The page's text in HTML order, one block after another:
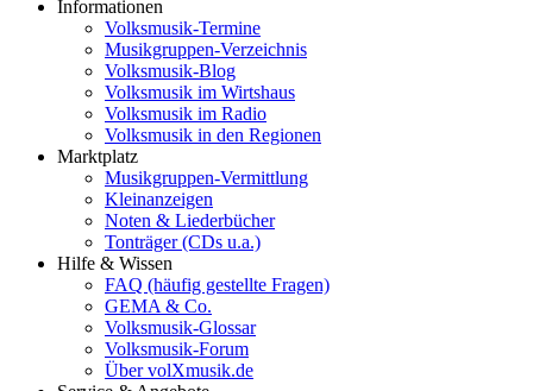
Informationen
Volksmusik-Termine
Musikgruppen-Verzeichnis
Volksmusik-Blog
Volksmusik im Wirtshaus
Volksmusik im Radio
Volksmusik in den Regionen
Marktplatz
Musikgruppen-Vermittlung
Kleinanzeigen
Noten & Liederbücher
Tonträger (CDs u.a.)
Hilfe & Wissen
FAQ (häufig gestellte Fragen)
GEMA & Co.
Volksmusik-Glossar
Volksmusik-Forum
Über volXmusik.de